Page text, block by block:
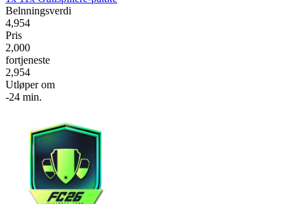
Belnningsverdi
4,954
Pris
2,000
fortjeneste
2,954
Utløper om
-24 min.